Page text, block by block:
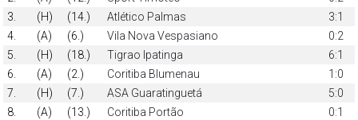
3.
(H) (14.) Atlético Palmas
3:1
4.
(A) (6.) Vila Nova Vespasiano
0:2
5.
(H) (18.) Tigrao Ipatinga
6:1
6.
(A) (2.) Coritiba Blumenau
1:0
7.
(H) (7.) ASA Guaratinguetá
5:0
8.
(A) (13.) Coritiba Portão
0:1